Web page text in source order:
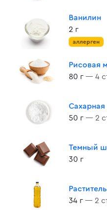
Ванилин
2 г
аллерген
Рисовая
80 г — 4
Сахарная
50 г — 2
Темный
30 г
34 г — 2